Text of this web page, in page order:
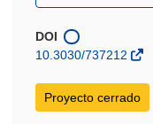
abrirá
una
nueva
DOI
10.3030/737212
Proyecto cerrado